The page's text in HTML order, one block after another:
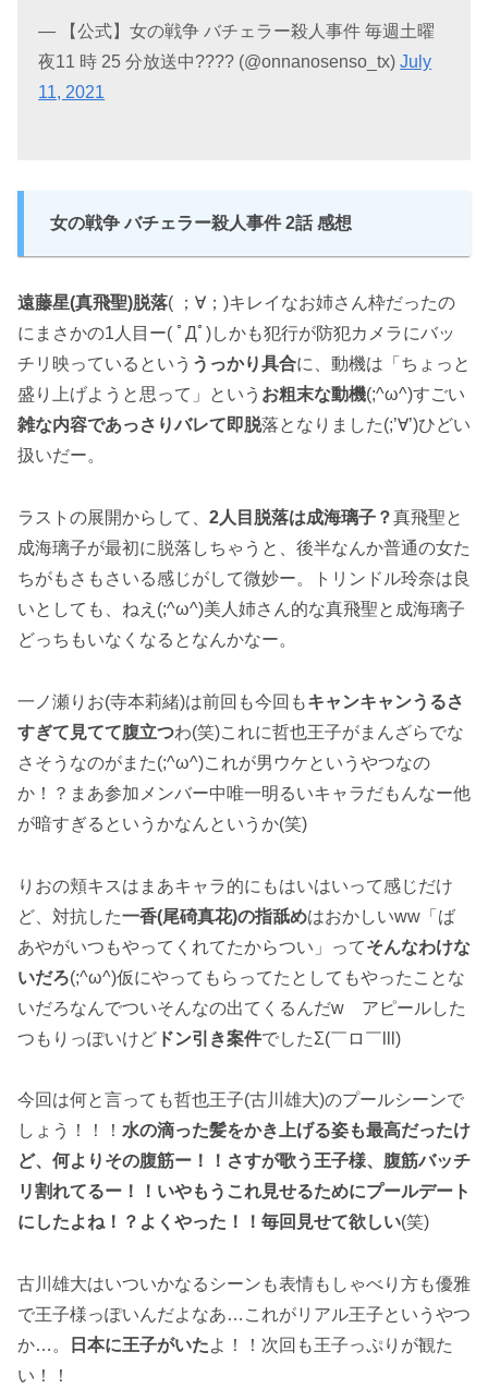
— 【公式】女の戦争 バチェラー殺人事件 毎週土曜
夜11 時 25 分放送中???? (@onnanosenso_tx)July
11, 2021
女の戦争 バチェラー殺人事件 2話 感想
遠藤星(真飛聖)脱落( ；∀；)キレイなお姉さん枠だったの
にまさかの1人目ー( ﾟДﾟ)しかも犯行が防犯カメラにバッ
チリ映っているという うっかり具合に、動機は「ちょっと
盛り上げようと思って」という お粗末な動機(;^ω^)すごい
雑な内容であっさりバレて即脱落となりました(;’∀’)ひどい
扱いだー。
ラストの展開からして、 2人目脱落は成海璃子？真飛聖と
成海璃子が最初に脱落しちゃうと、後半なんか普通の女た
ちがもさもさいる感じがして微妙ー。トリンドル玲奈は良
いとしても、ねえ(;^ω^)美人姉さん的な真飛聖と成海璃子
どっちもいなくなるとなんかなー。
一ノ瀬りお(寺本莉緒)は前回も今回もキャンキャンうるさ
すぎて見てて腹立つわ(笑)これに哲也王子がまんざらでな
さそうなのがまた(;^ω^)これが男ウケというやつなの
か！？まあ参加メンバー中唯一明るいキャラだもんなー他
が暗すぎるというかなんというか(笑)
りおの頬キスはまあキャラ的にもはいはいって感じだけ
ど、対抗した一香(尾碕真花)の指舐めはおかしいww「ば
あやがいつもやってくれてたからつい」ってそんなわけな
いだろ(;^ω^)仮にやってもらってたとしてもやったことな
いだろなんでついそんなの出てくるんだw アピールした
つもりっぽいけど ドン引き案件でしたΣ(￣ロ￣lll)
今回は何と言っても哲也王子(古川雄大)のプールシーンで
しょう！！！ 水の滴った髪をかき上げる姿も最高だったけ
ど、何よりその腹筋ー！！さすが歌う王子様、腹筋バッチ
リ割れてるー！！いやもうこれ見せるためにプールデート
にしたよね！？よくやった！！毎回見せて欲しい(笑)
古川雄大はいついかなるシーンも表情もしゃべり方も優雅
で王子様っぽいんだよなあ…これがリアル王子というやつ
か…。
日本に王子がいたよ！！次回も王子っぷりが観た
い！！